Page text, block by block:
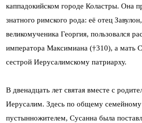
каппадокийском городе Коластры. Она
знатного римского рода: её отец
великомученика Георгия, пользовался
императора Максимиана (†310), а мать
сестрой Иерусалимскому патриарху.
В двенадцать лет святая вместе с
Иерусалим. Здесь по общему семейному
пустынножителем, Сусанна была